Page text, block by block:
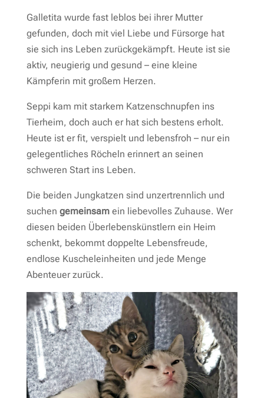
Galletita wurde fast leblos bei ihrer Mutter
gefunden, doch mit viel Liebe und Fürsorge hat
sie sich ins Leben zurückgekämpft. Heute ist sie
aktiv, neugierig und gesund – eine kleine
Kämpferin mit großem Herzen.
Seppi kam mit starkem Katzenschnupfen ins
Tierheim, doch auch er hat sich bestens erholt.
Heute ist er fit, verspielt und lebensfroh – nur ein
gelegentliches Röcheln erinnert an seinen
schweren Start ins Leben.
Die beiden Jungkatzen sind unzertrennlich und
suchen gemeinsamein liebevolles Zuhause. Wer
diesen beiden Überlebenskünstlern ein Heim
schenkt, bekommt doppelte Lebensfreude,
endlose Kuscheleinheiten und jede Menge
Abenteuer zurück.